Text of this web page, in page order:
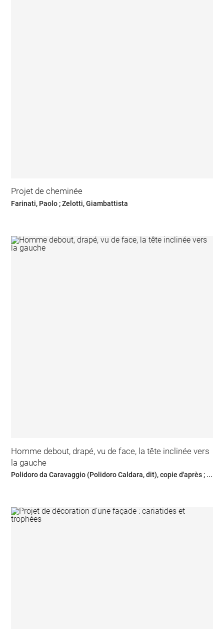
Projet de cheminée
Farinati, Paolo ; Zelotti, Giambattista
Homme debout, drapé, vu de face, la tête inclinée vers
la gauche
Polidoro da Caravaggio (Polidoro Caldara, dit), copie d'après ; ...